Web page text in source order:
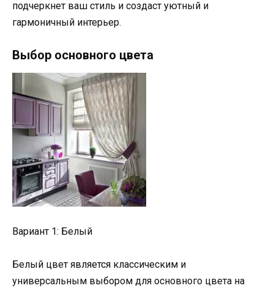
подчеркнет ваш стиль и создаст уютный и
гармоничный интерьер.
Выбор основного цвета
Вариант 1: Белый
Белый цвет является классическим и
универсальным выбором для основного цвета на